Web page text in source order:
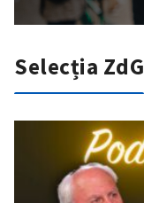
Selecția ZdG